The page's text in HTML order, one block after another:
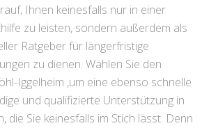
Ihnen keinesfalls nur in einer
zu leisten, sondern außerdem als
Ratgeber für längerfristige
zu dienen. Wählen Sie den
Iggelheim ,um eine ebenso schnelle
und qualifizierte Unterstützung in
die Sie keinesfalls im Stich lässt. Denn